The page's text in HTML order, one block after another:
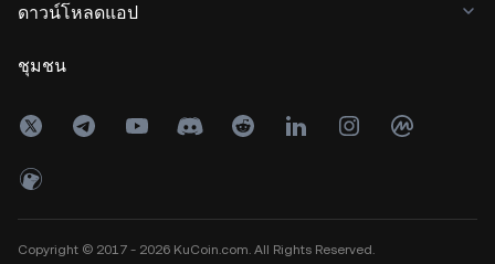
ดาวน์โหลดแอป
ชุมชน
Copyright © 2017 - 2026 KuCoin.com. All Rights Reserved.